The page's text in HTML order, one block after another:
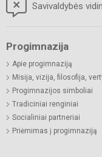
Savivaldybės
Progimnazija
Apie progimnaziją
Misija, vizija, filosofija,
Progimnazijos simboliai
Tradiciniai renginiai
Socialiniai partneriai
Priėmimas į progimnaziją